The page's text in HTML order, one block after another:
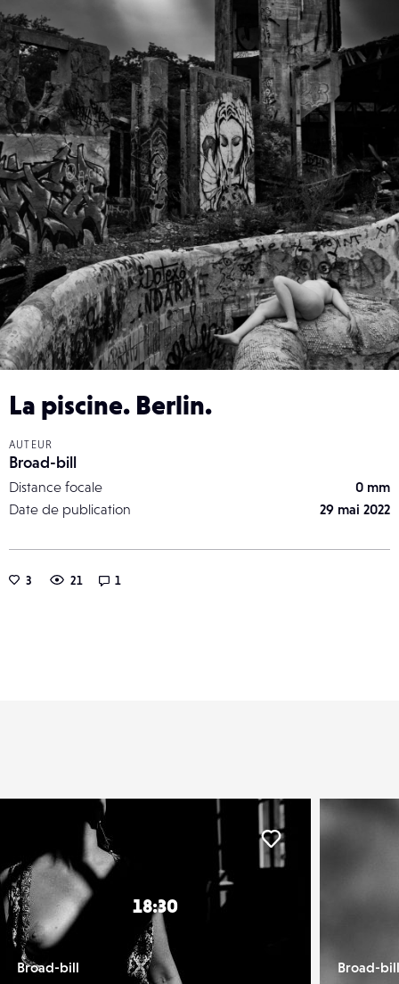
La piscine. Berlin.
AUTEUR
Broad-bill
Distance focale
0 mm
Date de publication
29 mai 2022
3 21 1
18:30
Broad-bill Broad-bill